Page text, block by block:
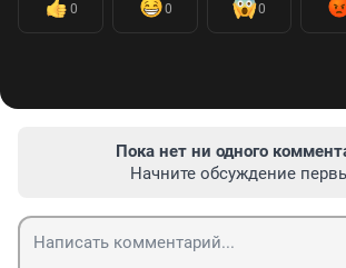
0 0 0
Пока нет ни одного
Начните обсуждение